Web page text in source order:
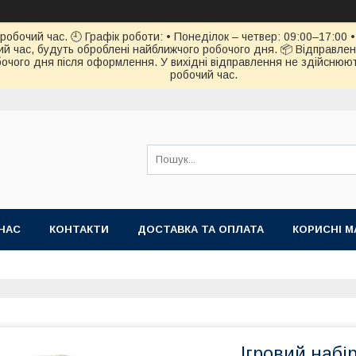
час. 🕘 Графік роботи: • Понеділок – четвер: 09:00–17:00
час, будуть оброблені найближчого робочого дня. 📦
дня після оформлення. У вихідні відправлення не
робочий час.
КОНТАКТИ ДОСТАВКА ТА ОПЛАТА КОРИСНІ